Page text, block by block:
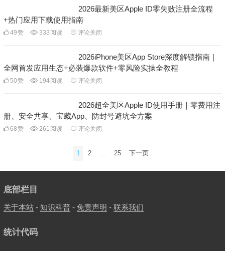
2026最新美区Apple ID零失败注册全流程
+热门应用下载使用指南
49赞 333 阅读 评论关闭
2026iPhone美区App Store深度解锁指南｜
全网首发应用生态+必装爆款软件+零风险实操全教程
50赞 194阅读 评论关闭
2026超全美区Apple ID使用手册｜零费用注
册、安全共享、宝藏App、防封号避坑全方案
68赞 261 阅读 评论关闭
分
页
1 2 … 25 下一页
底部栏目
关于本站- 知识科普- 免责声明 - 联系我们
统计代码